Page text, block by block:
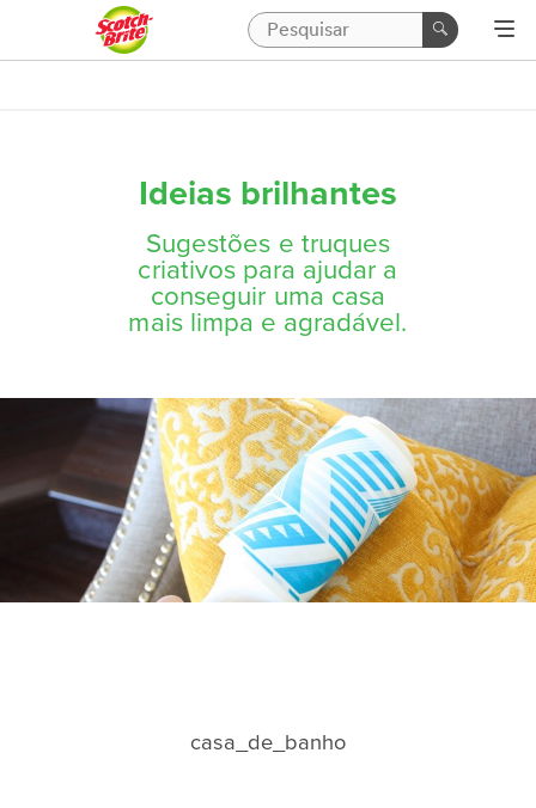
Ideias brilhantes
Sugestões e truques
criativos para ajudar a
conseguir uma casa
mais limpa e agradável.
casa_de_banho